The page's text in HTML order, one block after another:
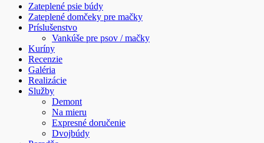
Zateplené psie búdy
Zateplené domčeky pre mačky
Príslušenstvo
Vankúše pre psov / mačky
Kuríny
Recenzie
Galéria
Realizácie
Služby
Demont
Na mieru
Expresné doručenie
Dvojbúdy